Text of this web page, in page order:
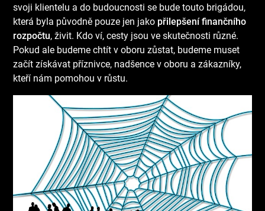
svoji klientelu a do budoucnosti se bude touto brigádou,
která byla původně pouze jen jako přilepšení finančního
rozpočtu, živit. Kdo ví, cesty jsou ve skutečnosti různé.
Pokud ale budeme chtít v oboru zůstat, budeme muset
začít získávat příznivce, nadšence v oboru a zákazníky,
kteří nám pomohou v růstu.